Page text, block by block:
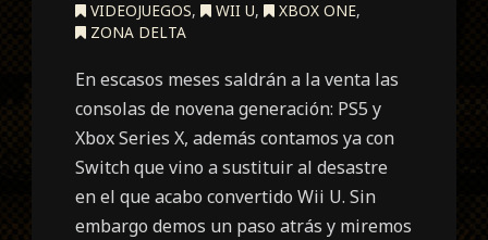
VIDEOJUEGOS, WII U, XBOX ONE,
ZONA DELTA
En escasos meses saldrán a la venta las
consolas de novena generación: PS5 y
Xbox Series X, además contamos ya con
Switch que vino a sustituir al desastre
en el que acabo convertido Wii U. Sin
embargo demos un paso atrás y miremos